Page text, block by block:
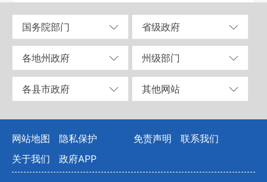
国务院部门 省级政府
各地州政府 州级部门
各县市政府 其他网站
网站地图 隐私保护 免责声明
联系我们
关于我们
政府APP